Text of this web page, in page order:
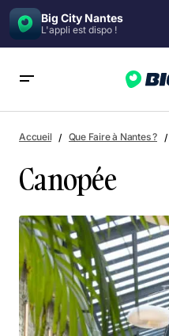
Big City Nantes
L'appli est dispo !
Accueil Que Faire à Nantes ?
Canopée